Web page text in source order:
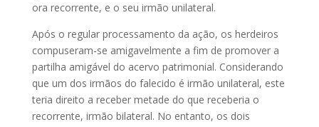
ora recorrente, e o seu irmão unilateral.
Após o regular processamento da ação, os herdeiros
compuseram-se amigavelmente a fim de promover a
partilha amigável do acervo patrimonial. Considerando
que um dos irmãos do falecido é irmão unilateral, este
teria direito a receber metade do que receberia o
recorrente, irmão bilateral. No entanto, os dois